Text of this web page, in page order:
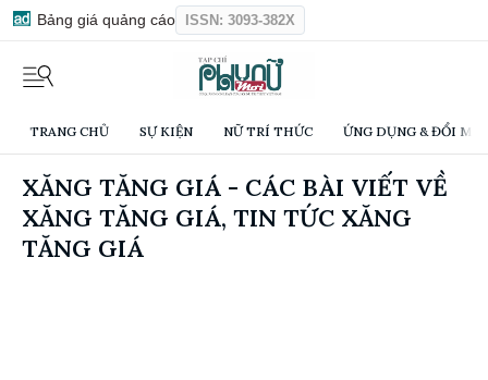
Bảng giá quảng cáo ISSN: 3093-382X
TRANG CHỦ SỰ KIỆN NỮ TRÍ THỨC ỨNG DỤNG & ĐỔI
XĂNG TĂNG GIÁ - CÁC BÀI VIẾT VỀ
XĂNG TĂNG GIÁ, TIN TỨC XĂNG
TĂNG GIÁ